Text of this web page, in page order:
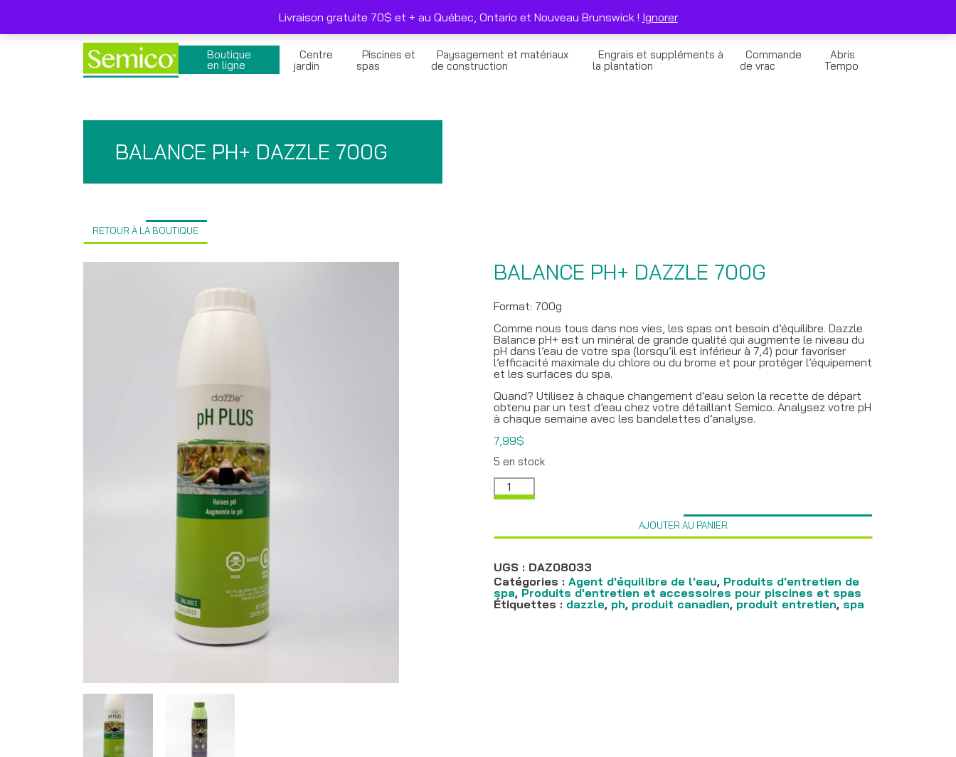
Livraison gratuite 249$ et + avant taxes , produits sélectionnés seulement Nous joindre Solde de la Carte Cadeau
Boutique
en ligne
Centre
jardin
Piscines et
spas
Paysagement et matériaux
de construction
Engrais et suppléments à
la plantation
Commande
de vrac
Abris
Tempo
BALANCE PH+ DAZZLE 700G
RETOUR À LA BOUTIQUE
BALANCE PH+ DAZZLE 700G
Format: 700g
Comme nous tous dans nos vies, les spas ont besoin d’équilibre. Dazzle
Balance pH+ est un minéral de grande qualité qui augmente le niveau du
pH dans l’eau de votre spa (lorsqu’il est inférieur à 7,4) pour favoriser
l’efficacité maximale du chlore ou du brome et pour protéger l’équipement
et les surfaces du spa.
Quand? Utilisez à chaque changement d’eau selon la recette de départ
obtenu par un test d’eau chez votre détaillant Semico. Analysez votre pH
à chaque semaine avec les bandelettes d’analyse.
7,99$
5 en stock
quantité
de
700g
AJOUTER AU PANIER
UGS : DAZ08033
Catégories :Agent d'équilibre de l'eau, Produits d'entretien de
spa, Produits d'entretien et accessoires pour piscines et spas
Étiquettes : dazzle, ph, produit canadien,produit entretien,spa
Livraison gratuite 70$ et + au Québec, Ontario et Nouveau Brunswick ! Ignorer